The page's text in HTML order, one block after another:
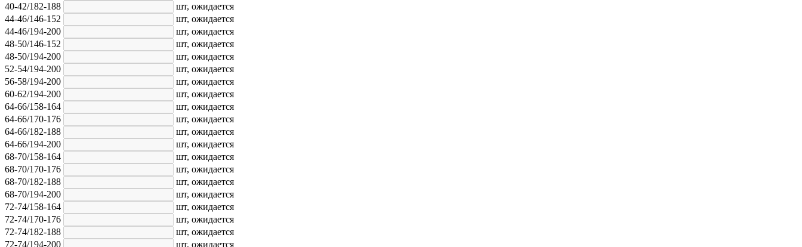
40-42/182-188
шт, ожидается
44-46/146-152
шт, ожидается
44-46/194-200
шт, ожидается
48-50/146-152
шт, ожидается
48-50/194-200
шт, ожидается
52-54/194-200
шт, ожидается
56-58/194-200
шт, ожидается
60-62/194-200
шт, ожидается
64-66/158-164
шт, ожидается
64-66/170-176
шт, ожидается
64-66/182-188
шт, ожидается
64-66/194-200
шт, ожидается
68-70/158-164
шт, ожидается
68-70/170-176
шт, ожидается
68-70/182-188
шт, ожидается
68-70/194-200
шт, ожидается
72-74/158-164
шт, ожидается
72-74/170-176
шт, ожидается
72-74/182-188
шт, ожидается
72-74/194-200
шт, ожидается